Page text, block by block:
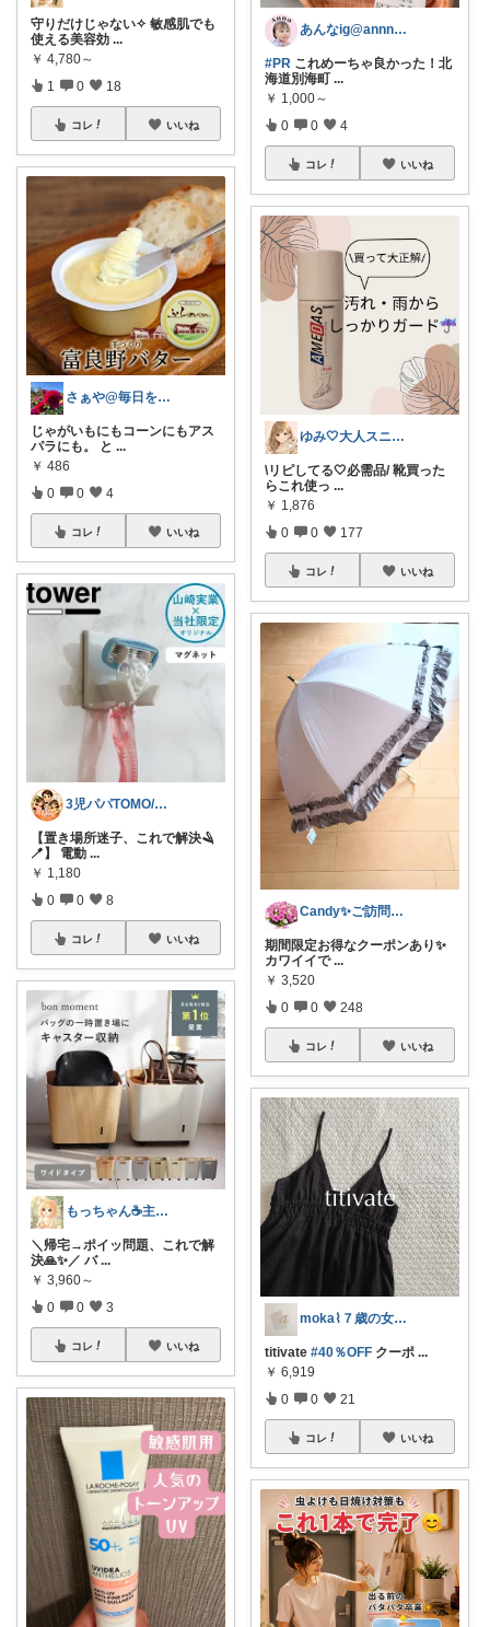
守りだけじゃない✧ 敏感肌でも
使える美容効 ...
￥ 4,780～
1 0 18
コレ いいね
さぁや@毎日を大切にしたい
じゃがいもにもコーンにもアス
パラにも。 と ...
￥ 486
0 0 4
コレ いいね
3児パパTOMO/暮らしが整う
【置き場所迷子、これで解決🪒
🪥】 電動 ...
￥ 1,180
0 0 8
コレ いいね
もっちゃん☕主婦の癒しとご褒美ROOM
＼帰宅→ポイッ問題、これで解
決🙏✨／ バ ...
￥ 3,960～
0 0 3
コレ いいね
あんなig@annna20200119
#PR これめーちゃ良かった！北
海道別海町 ...
￥ 1,000～
0 0 4
コレ いいね
ゆみ🤍大人スニーカー
\リピしてる🤍必需品/ 靴買った
らこれ使っ ...
￥ 1,876
0 0 177
コレ いいね
Candy✨ご訪問・経由購入に日々感謝✨
期間限定お得なクーポンあり✨
カワイイで ...
￥ 3,520
0 0 248
コレ いいね
moka⌇７歳の女の子ママ
titivate #40％OFF クーポ ...
￥ 6,919
0 0 21
コレ いいね